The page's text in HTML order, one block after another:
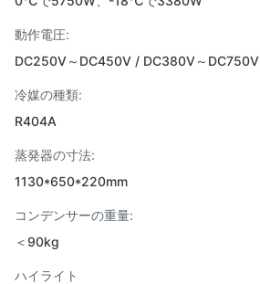
動作電圧:
DC250V～DC450V / DC380V～DC750V
冷媒の種類:
R404A
蒸発器の寸法:
1130*650*220mm
コンデンサーの重量:
＜90kg
ハイライト